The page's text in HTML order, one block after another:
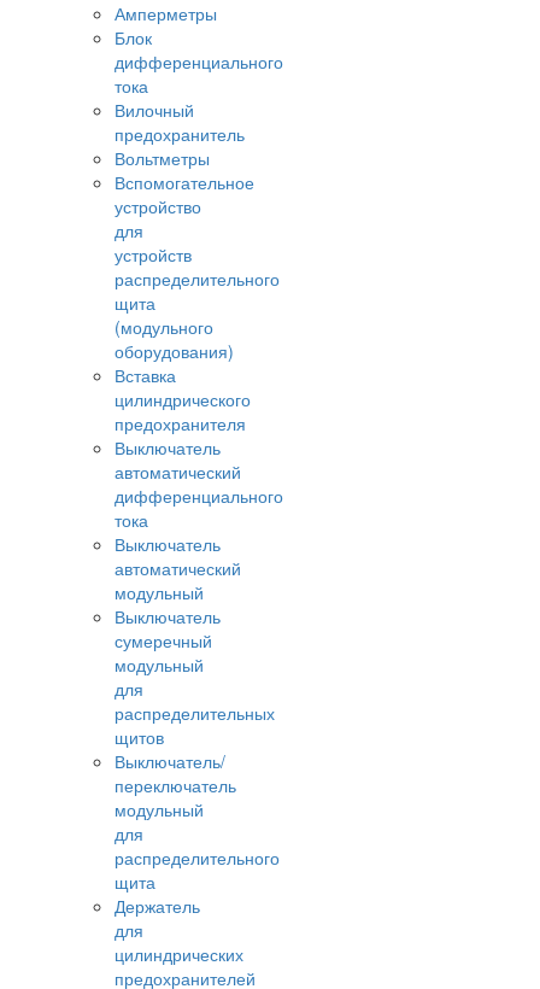
Амперметры
Блок
дифференциального
тока
Вилочный
предохранитель
Вольтметры
Вспомогательное
устройство
для
устройств
распределительного
щита
(модульного
оборудования)
Вставка
цилиндрического
предохранителя
Выключатель
автоматический
дифференциального
тока
Выключатель
автоматический
модульный
Выключатель
сумеречный
модульный
для
распределительных
щитов
Выключатель/
переключатель
модульный
для
распределительного
щита
Держатель
для
цилиндрических
предохранителей